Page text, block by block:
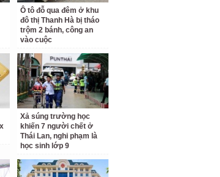
Ô tô đỗ qua đêm ở khu
đô thị Thanh Hà bị tháo
trộm 2 bánh, công an
vào cuộc
Xả súng trường học
khiến 7 người chết ở
Thái Lan, nghi phạm là
học sinh lớp 9